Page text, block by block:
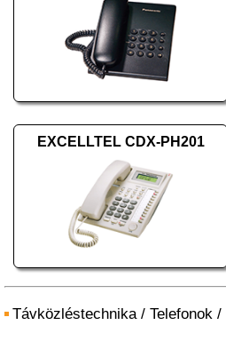
EXCELLTEL CDX-PH201
Távközléstechnika/ Telefonok /